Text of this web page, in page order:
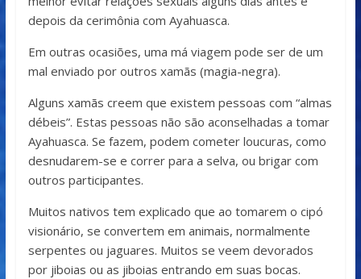
depois da cerimônia com Ayahuasca.
Em outras ocasiões, uma má viagem pode ser de um
mal enviado por outros xamãs (magia-negra).
Alguns xamãs creem que existem pessoas com “almas
débeis”. Estas pessoas não são aconselhadas a tomar
Ayahuasca. Se fazem, podem cometer loucuras, como
desnudarem-se e correr para a selva, ou brigar com
outros participantes.
Muitos nativos tem explicado que ao tomarem o cipó
visionário, se convertem em animais, normalmente
serpentes ou jaguares. Muitos se veem devorados
por jiboias ou as jiboias entrando em suas bocas.